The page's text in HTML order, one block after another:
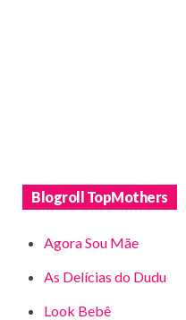
Blogroll TopMothers
Agora Sou Mãe
As Delícias do Dudu
Look Bebê